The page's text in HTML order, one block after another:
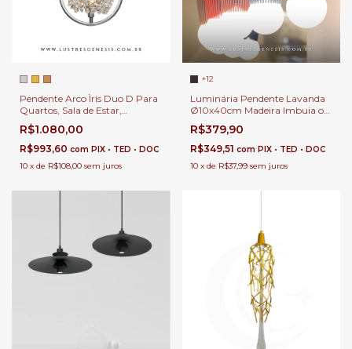
Pendente Arco Ìris Duo D Para
Quartos, Sala de Estar,
Cabeceira de Cama e Sala de
Jantar
R$1.080,00
R$993,60 com PIX • TED • DOC
10 x de R$108,00 sem juros
+12
Luminária Pendente Lavanda
Ø10x40cm Madeira Imbuia ou
Nogueira Vidro Branco Fosco 1x
G9 para Cabeceira de Cama,
Balcão de Cozinha, Quartos e
Lavabo
R$379,90
R$349,51 com PIX • TED • DOC
10 x de R$37,99 sem juros